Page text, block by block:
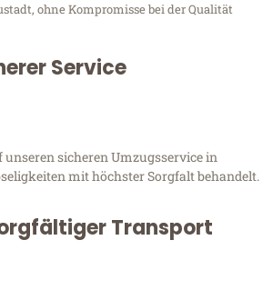
ohne Kompromisse bei der Qualität
Service
unseren sicheren Umzugsservice in
mit höchster Sorgfalt behandelt.
Transport